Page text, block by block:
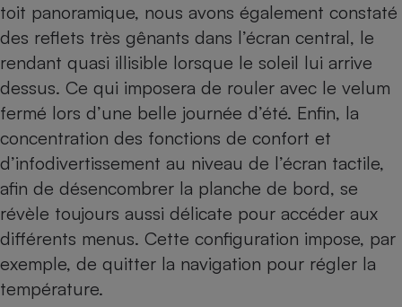
toit panoramique, nous avons également constaté
des reflets très gênants dans l’écran central, le
rendant quasi illisible lorsque le soleil lui arrive
dessus. Ce qui imposera de rouler avec le velum
fermé lors d’une belle journée d’été. Enfin, la
concentration des fonctions de confort et
d’infodivertissement au niveau de l’écran tactile,
afin de désencombrer la planche de bord, se
révèle toujours aussi délicate pour accéder aux
différents menus. Cette configuration impose, par
exemple, de quitter la navigation pour régler la
température.